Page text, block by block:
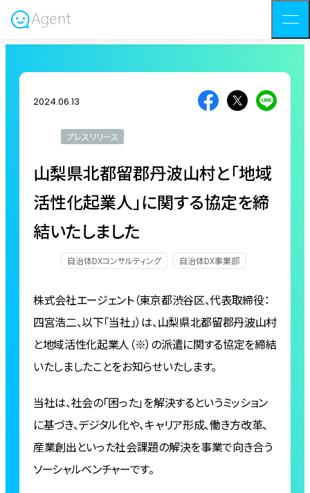
2024.06.13
プレスリリース
山梨県北都留郡丹波山村と「地域
活性化起業人」に関する協定を締
結いたしました
自治体DXコンサルティング 自治体DX事業部
株式会社エージェント（東京都渋⾕区、代表取締役：
四宮浩⼆、以下「当社」）は、山梨県北都留郡丹波山村
と地域活性化起業人（※）の派遣に関する協定を締結
いたしましたことをお知らせいたします。
当社は、社会の「困った」を解決するというミッション
に基づき、デジタル化や、キャリア形成、働き方改革、
産業創出といった社会課題の解決を事業で向き合う
ソーシャルベンチャーです。